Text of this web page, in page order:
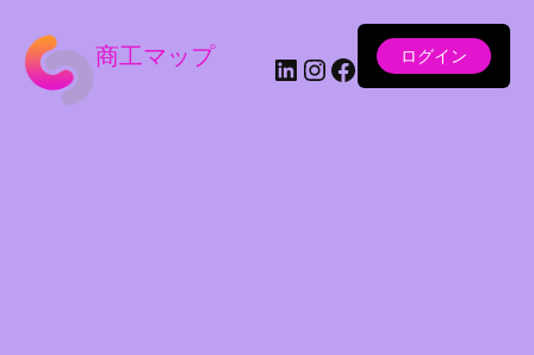
商工マップ LinkedIn Instagram Facebook ログイン